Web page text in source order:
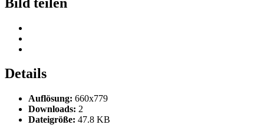
Details
Auflösung: 660x779
Downloads: 2
Dateigröße: 47.8 KB